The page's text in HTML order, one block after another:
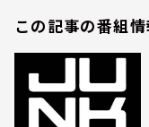
この記事の番組情